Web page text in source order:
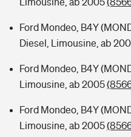
Ford Mondeo, B4Y
Diesel, Limousine, ab
Ford Mondeo, B4Y
Limousine, ab 2005
Ford Mondeo, B4Y
Limousine, ab 2005